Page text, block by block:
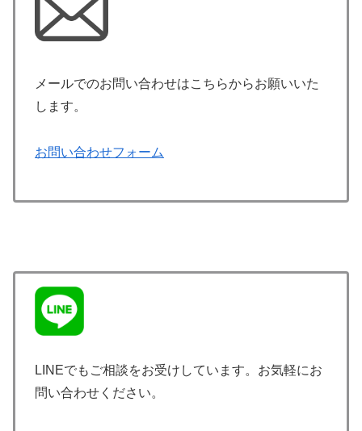
メールでのお問い合わせはこちらからお願いいた
します。
お問い合わせフォーム
LINEでもご相談をお受けしています。お気軽にお
問い合わせください。